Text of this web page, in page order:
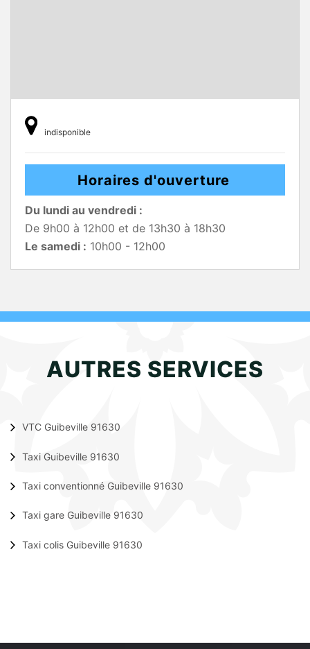
indisponible
Horaires d'ouverture
Du lundi au vendredi :
De 9h00 à 12h00 et de 13h30 à 18h30
Le samedi : 10h00 - 12h00
AUTRES SERVICES
VTC Guibeville 91630
Taxi Guibeville 91630
Taxi conventionné Guibeville 91630
Taxi gare Guibeville 91630
Taxi colis Guibeville 91630